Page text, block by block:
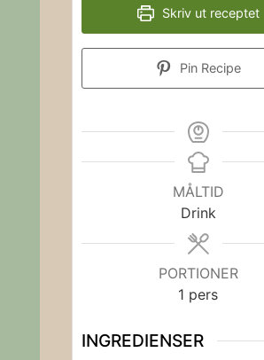
Skriv ut receptet
Pin Recipe
MÅLTID
Drink
PORTIONER
1 pers
INGREDIENSER